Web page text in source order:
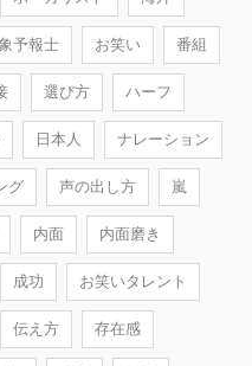
予報士 お笑い 番組
選び方 ハーフ
日本人 ナレーション
グ 声の出し方 嵐
内面 内面磨き
成功 お笑いタレント
伝え方 存在感